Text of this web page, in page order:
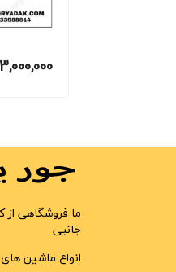
3,000,000
ما فروشگاهی
جانبی
انواع ماشین